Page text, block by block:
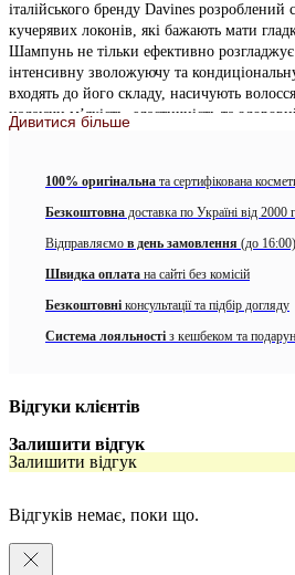
італійського бренду Davines розроблений
кучерявих локонів, які бажають мати
Шампунь не тільки ефективно
інтенсивну зволожуючу та
входять до його складу, насичують
надаючи м’якість, еластичність та
– Розгладжує хвилясте волосся та надає
слухняним;
– Чудово очищає шкіру голови від
smoothing conditioner.
Дивитися більше
100% оригінальна та сертифікована
Безкоштовна доставка по Україні від 2000
Відправляємо в день замовлення (до 16:00)
Швидка оплата на сайті без комісій
Безкоштовні консультації та підбір догляду
Система лояльності з кешбеком та
Відгуки клієнтів
Залишити відгук
Залишити відгук
Відгуків немає, поки що.